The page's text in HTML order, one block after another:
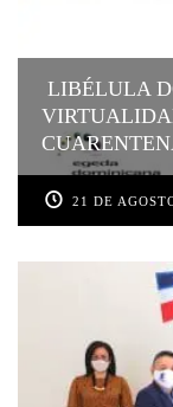
LIBÉLULA
21 DE